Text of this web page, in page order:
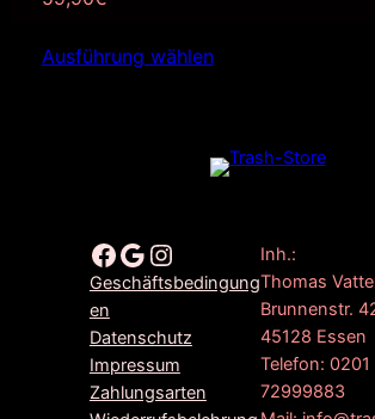
Ausführung wählen
Facebook Google Instagram
Geschäftsbedingung
en
Datenschutz
Impressum
Zahlungsarten
Inh.:
Thomas
Brunnenstr.
45128 Essen
Telefon: 0201
72999883